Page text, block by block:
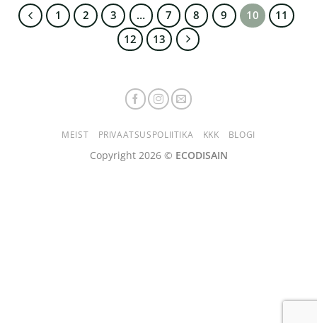
1 2 3 … 7 8 9 10
11
12
13
MEIST PRIVAATSUSPOLIITIKA KKK BLOGI
Copyright 2026 © ECODISAIN